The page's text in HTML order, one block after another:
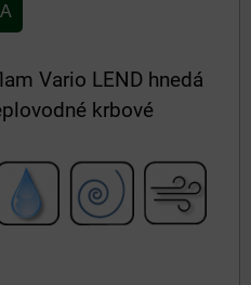
Vario LEND hnedá
krbové